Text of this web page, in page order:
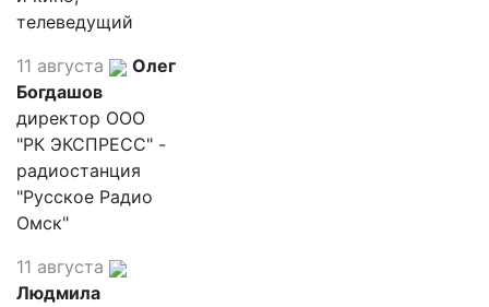
телеведущий
11 августа
Олег
Богдашов
директор ООО
"РК ЭКСПРЕСС" -
радиостанция
"Русское Радио
Омск"
11 августа
Людмила